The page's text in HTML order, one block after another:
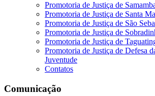
Promotoria de Justiça de
Promotoria de Justiça de Santa
Promotoria de Justiça de São
Promotoria de Justiça de
Promotoria de Justiça de
Promotoria de Justiça de Defesa
Juventude
Contatos
Comunicação